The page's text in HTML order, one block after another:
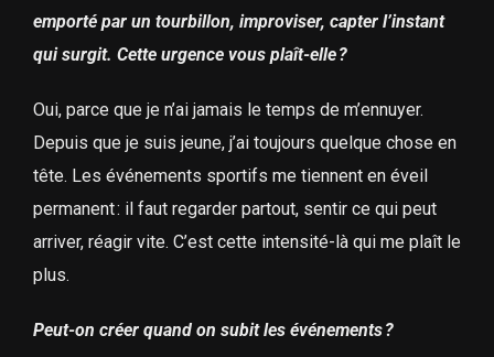
emporté par un tourbillon, improviser, capter l’instant
qui surgit. Cette urgence vous plaît-elle ?
Oui, parce que je n’ai jamais le temps de m’ennuyer.
Depuis que je suis jeune, j’ai toujours quelque chose en
tête. Les événements sportifs me tiennent en éveil
permanent : il faut regarder partout, sentir ce qui peut
arriver, réagir vite. C’est cette intensité-là qui me plaît le
plus.
Peut-on créer quand on subit les événements ?